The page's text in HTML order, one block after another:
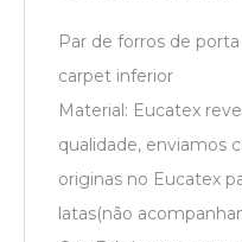
Par de forros de
carpet inferior
Material: Eucatex
qualidade, enviamos
originas no Eucatex
latas(não